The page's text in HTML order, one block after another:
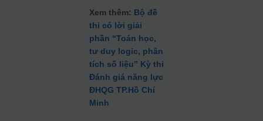
Xem thêm: Bộ đề
thi có lời giải
phần “Toán học,
tư duy logic, phân
tích số liệu” Kỳ thi
Đánh giá năng lực
ĐHQG TP.Hồ Chí
Minh